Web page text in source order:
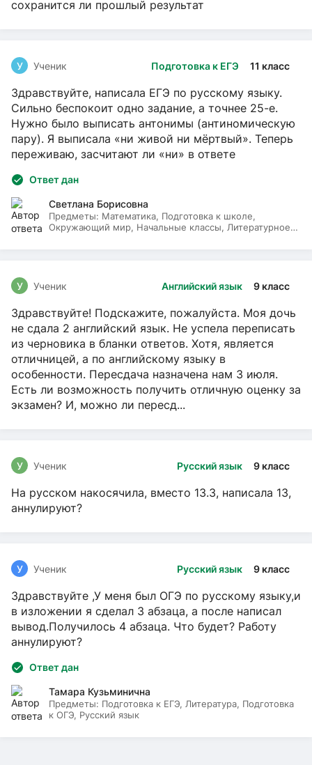
сохранится ли прошлый результат
Подготовка к ЕГЭ 11 класс
У Ученик
Здравствуйте, написала ЕГЭ по русскому языку.
Сильно беспокоит одно задание, а точнее 25-е.
Нужно было выписать антонимы (антиномическую
пару). Я выписала «ни живой ни мёртвый». Теперь
переживаю, засчитают ли «ни» в ответе
Ответ дан
Светлана Борисовна
Предметы: Математика, Подготовка к школе,
Окружающий мир, Начальные классы, Литературное
Английский язык 9 класс
У Ученик
Здравствуйте! Подскажите, пожалуйста. Моя дочь
не сдала 2 английский язык. Не успела переписать
из черновика в бланки ответов. Хотя, является
отличницей, а по английскому языку в
особенности. Пересдача назначена нам 3 июля.
Есть ли возможность получить отличную оценку за
экзамен? И, можно ли пересд...
Русский язык 9 класс
У Ученик
На русском накосячила, вместо 13.3, написала 13,
аннулируют?
Русский язык 9 класс
У Ученик
Здравствуйте ,У меня был ОГЭ по русскому языку,и
в изложении я сделал 3 абзаца, а после написал
вывод.Получилось 4 абзаца. Что будет? Работу
аннулируют?
Ответ дан
Тамара Кузьминична
Предметы: Подготовка к ЕГЭ, Литература, Подготовка
к ОГЭ, Русский язык